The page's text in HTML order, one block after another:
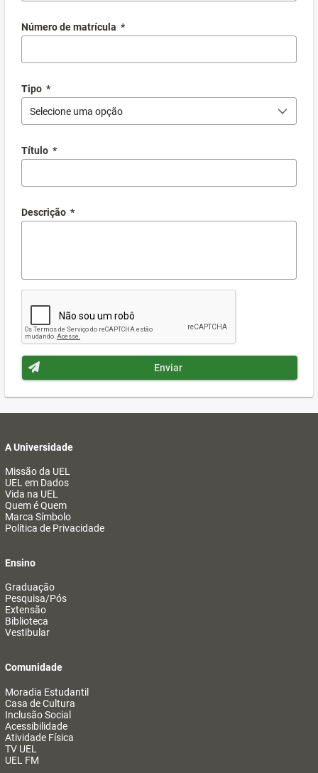
Número de matrícula *
Tipo *
Selecione uma opção
Título *
Descrição *
Enviar
A Universidade
Missão da UEL
UEL em Dados
Vida na UEL
Quem é Quem
Marca Símbolo
Política de Privacidade
Ensino
Graduação
Pesquisa/Pós
Extensão
Biblioteca
Vestibular
Comunidade
Moradia Estudantil
Casa de Cultura
Inclusão Social
Acessibilidade
Atividade Física
TV UEL
UEL FM